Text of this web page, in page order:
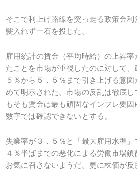
そこで利上げ路線を突っ走る政策金
髪入れず一石を投じた。
雇用統計の賃金（平均時給）の上昇
たことを市場が重視したのに対して
５％から５．５％まで引き上げる意
めて明示された。市場の反乱は徹底
もそも賃金は最も頑固なインフレ要
数字では確認できないとする。
失業率が３．５％と「最大雇用水準」
４％半ばまでの悪化による労働市場
お気に召さないようだ。更に株価が反